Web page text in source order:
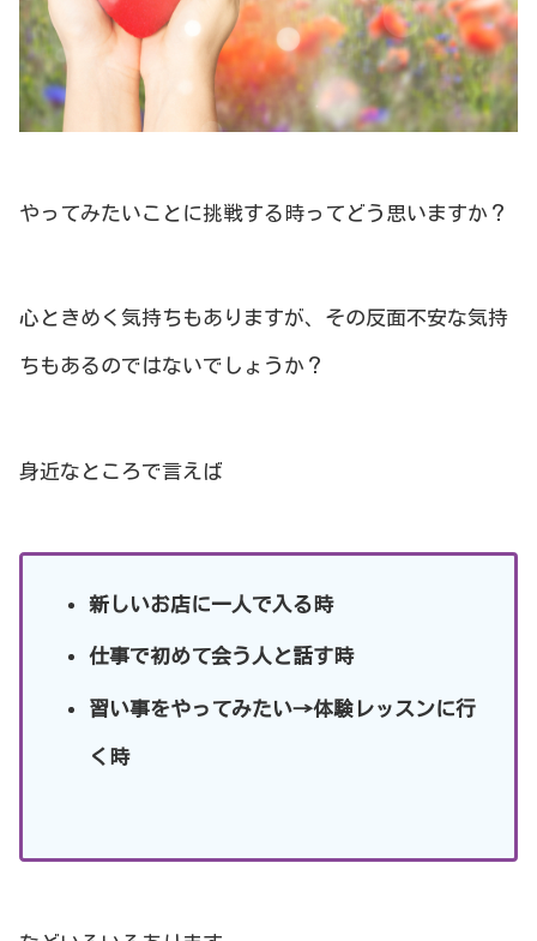
やってみたいことに挑戦する時ってどう思いますか？
心ときめく気持ちもありますが、その反面不安な気持
ちもあるのではないでしょうか？
身近なところで言えば
新しいお店に一人で入る時
仕事で初めて会う人と話す時
習い事をやってみたい→体験レッスンに行
く時